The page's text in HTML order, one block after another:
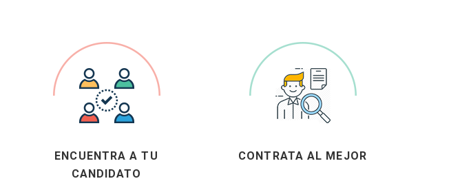
ENCUENTRA A TU
CANDIDATO
CONTRATA AL MEJOR